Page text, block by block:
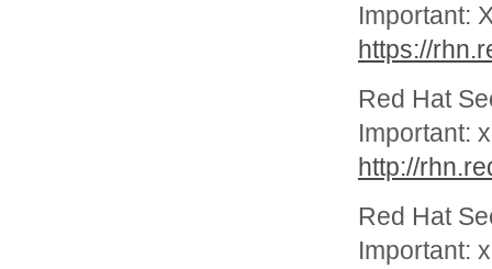
Important:
https://
Red Hat
Important:
http://
Red Hat
Important: